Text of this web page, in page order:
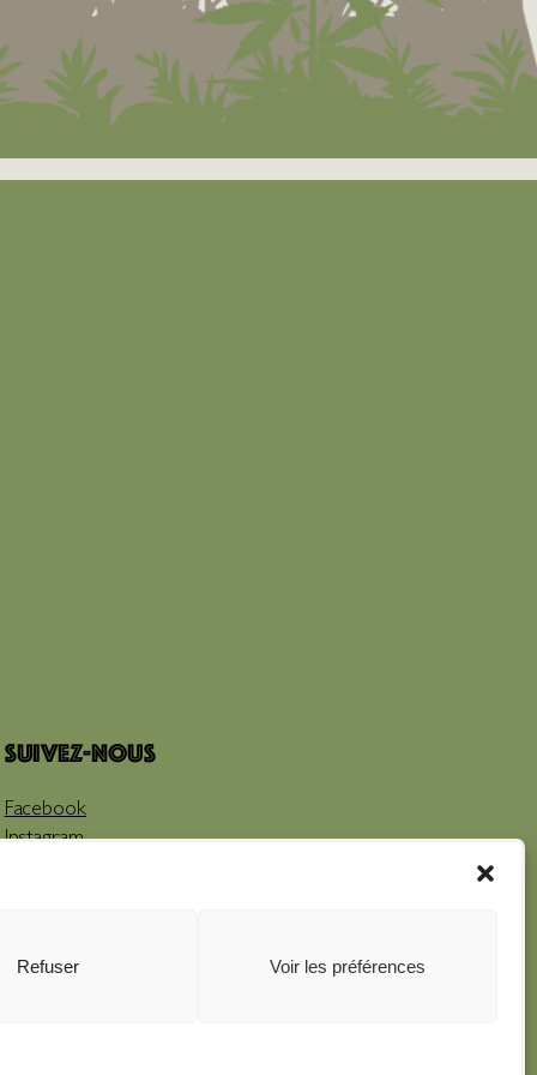
Refuser Voir les préférences
Suivez-nous
Facebook
Instagram